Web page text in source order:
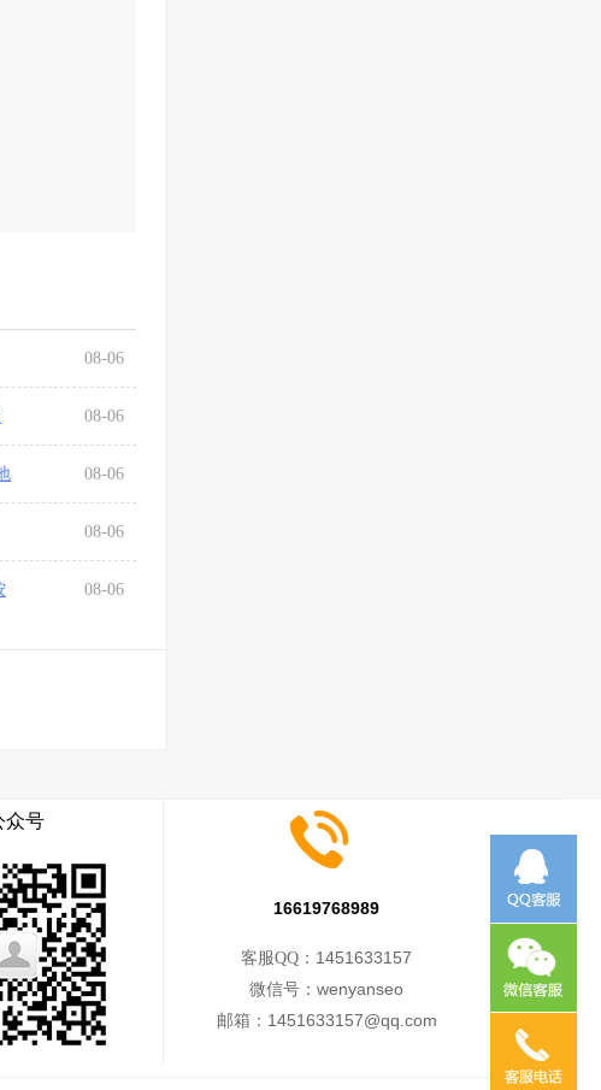
08-06
08-06
08-06
08-06
08-06
众号
16619768989
客服QQ： 1451633157
微信号： wenyanseo
邮箱： 1451633157@qq.com